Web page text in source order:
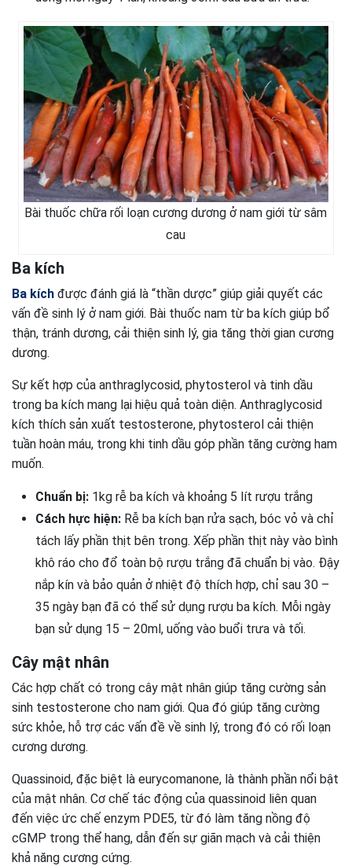
Bài thuốc chữa rối loạn cương dương ở nam giới từ sâm
cau
Ba kích
Ba kích được đánh giá là “thần dược” giúp giải quyết các
vấn đề sinh lý ở nam giới. Bài thuốc nam từ ba kích giúp bổ
thận, tránh dương, cải thiện sinh lý, gia tăng thời gian cương
dương.
Sự kết hợp của anthraglycosid, phytosterol và tinh dầu
trong ba kích mang lại hiệu quả toàn diện. Anthraglycosid
kích thích sản xuất testosterone, phytosterol cải thiện
tuần hoàn máu, trong khi tinh dầu góp phần tăng cường ham
muốn.
Chuẩn bị: 1kg rễ ba kích và khoảng 5 lít rượu trắng
Cách hực hiện: Rễ ba kích bạn rửa sạch, bóc vỏ và chỉ
tách lấy phần thịt bên trong. Xếp phần thịt này vào bình
khô ráo cho đổ toàn bộ rượu trắng đã chuẩn bị vào. Đậy
nắp kín và bảo quản ở nhiệt độ thích hợp, chỉ sau 30 –
35 ngày bạn đã có thể sử dụng rượu ba kích. Mỗi ngày
bạn sử dụng 15 – 20ml, uống vào buổi trưa và tối.
Cây mật nhân
Các hợp chất có trong cây mật nhân giúp tăng cường sản
sinh testosterone cho nam giới. Qua đó giúp tăng cường
sức khỏe, hỗ trợ các vấn đề về sinh lý, trong đó có rối loạn
cương dương.
Quassinoid, đặc biệt là eurycomanone, là thành phần nổi bật
của mật nhân. Cơ chế tác động của quassinoid liên quan
đến việc ức chế enzym PDE5, từ đó làm tăng nồng độ
cGMP trong thể hang, dẫn đến sự giãn mạch và cải thiện
khả năng cương cứng.